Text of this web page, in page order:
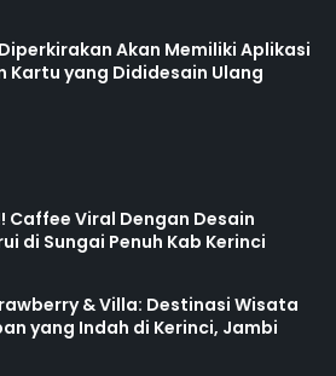
Akan Memiliki Aplikasi
Kartu yang Dididesain Ulang
Caffee Viral Dengan Desain
di Sungai Penuh Kab Kerinci
& Villa: Destinasi Wisata
yang Indah di Kerinci, Jambi